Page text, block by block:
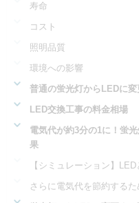
寿命
コスト
照明品質
環境への影響
普通の蛍光灯からLEDに
LED交換工事の料金相場
電気代が約3分の1に！蛍
果
【シミュレーション】
さらに電気代を節約するた